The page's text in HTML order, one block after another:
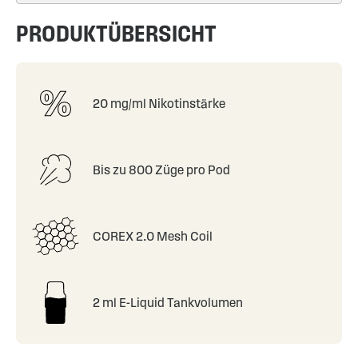
PRODUKTÜBERSICHT
20 mg/ml Nikotinstärke
Bis zu 800 Züge pro Pod
COREX 2.0 Mesh Coil
2 ml E-Liquid Tankvolumen